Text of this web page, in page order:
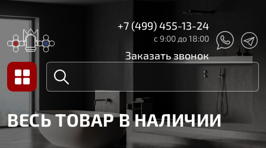
+7 (499) 455-13-24
с 9:00 до 18:00
Заказать звонок
ВЕСЬ ТОВАР В НАЛИЧИИ